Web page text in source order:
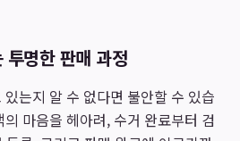
투명한 판매 과정
는지 알 수 없다면 불안할 수 있습
마음을 헤아려, 수거 완료부터 검